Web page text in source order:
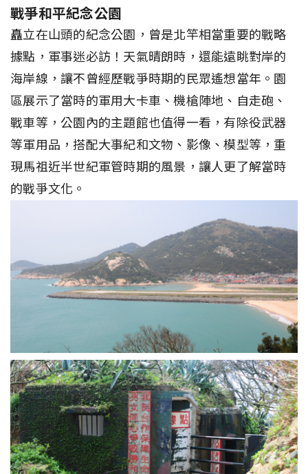
戰爭和平紀念公園
矗立在山頭的紀念公園，曾是北竿相當重要的戰略
據點，軍事迷必訪！天氣晴朗時，還能遠眺對岸的
海岸線，讓不曾經歷戰爭時期的民眾遙想當年。園
區展示了當時的軍用大卡車、機槍陣地、自走砲、
戰車等，公園內的主題館也值得一看，有除役武器
等軍用品，搭配大事紀和文物、影像、模型等，重
現馬祖近半世紀軍管時期的風景，讓人更了解當時
的戰爭文化。